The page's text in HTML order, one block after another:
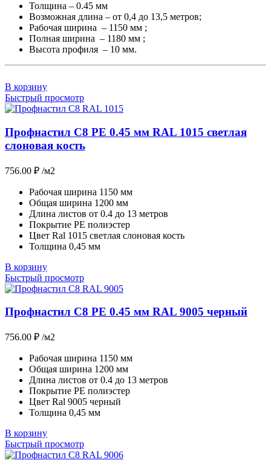
Толщина – 0.45 мм
Возможная длина – от 0,4 до 13,5 метров;
Рабочая ширина – 1150 мм ;
Полная ширина – 1180 мм ;
Высота профиля – 10 мм.
В корзину
Быстрый просмотр
Профнастил С8 PE 0.45 мм RAL 1015 светлая
слоновая кость
756.00 ₽ /м2
Рабочая ширина 1150 мм
Общая ширина 1200 мм
Длина листов от 0.4 до 13 метров
Покрытие РЕ полиэстер
Цвет Ral 1015 светлая слоновая кость
Толщина 0,45 мм
В корзину
Быстрый просмотр
Профнастил С8 PE 0.45 мм RAL 9005 черный
756.00 ₽ /м2
Рабочая ширина 1150 мм
Общая ширина 1200 мм
Длина листов от 0.4 до 13 метров
Покрытие РЕ полиэстер
Цвет Ral 9005 черный
Толщина 0,45 мм
В корзину
Быстрый просмотр